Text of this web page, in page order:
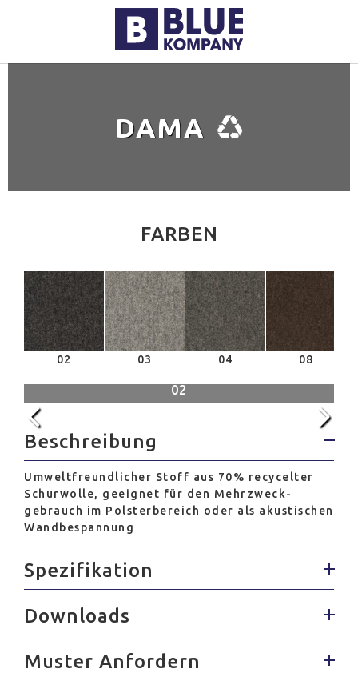
DAMA
FARBEN
02 03 04 08
02
Beschreibung
Umweltfreundlicher Stoff aus 70% recycelter
Schurwolle, geeignet für den Mehrzweck-
gebrauch im Polsterbereich oder als akustischen
Wandbespannung
Spezifikation
Downloads
Muster Anfordern